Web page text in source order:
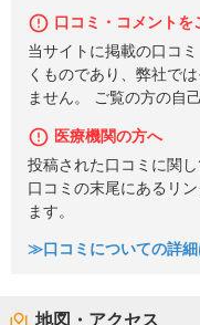
口コミ・コメントを
当サイトに掲載の口コ
くものであり、弊社で
ません。 ご覧の方の自
医療機関の方へ
投稿された口コミに関
口コミの末尾にあるリ
ます。
≫口コミについての詳細
地図・アクセス